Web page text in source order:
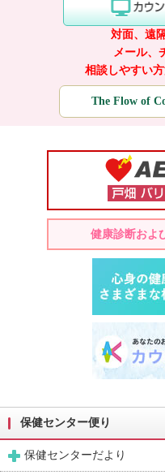
対面、遠
メール、
相談しやすい
The Flow of
健康診断およ
保健センター便り
保健センターだより